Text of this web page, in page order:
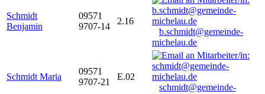
Schmidt
Benjamin
09571
9707-14
2.16
b.schmidt@gemeinde-
michelau.de
Schmidt Maria
09571
9707-21
E.02
schmidt@gemeinde-